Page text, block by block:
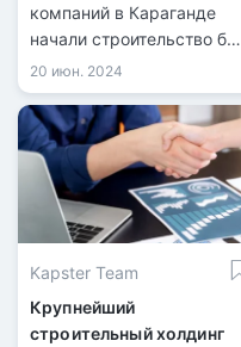
компаний в Караганде
начали строительство без
разрешительных
документов
20 июн. 2024
Kapster Team
Крупнейший
строительный холдинг